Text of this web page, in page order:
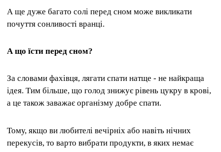
А ще дуже багато солі перед сном може викликати
почуття сонливості вранці.
А що їсти перед сном?
За словами фахівця, лягати спати натще - не найкраща
ідея. Тим більше, що голод знижує рівень цукру в крові,
а це також заважає організму добре спати.
Тому, якщо ви любителі вечірніх або навіть нічних
перекусів, то варто вибрати продукти, в яких немає